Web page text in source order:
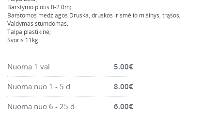
Montavimo instrumentai
Pneumatika
Pastoliai, bokšteliai, stelažai, tvoros, statramščiai,
perdangos
Plytelių, blokelių, polistirolo pjovimo įrankiai
Rankiniai sodo ir buities įrankiai
Santechnikos įrankiai
Šildytuvai, kaloriferiai, kondicionieriai, jonizatoriai
Barstymo plotis 0-2.0m;
Barstomos medžiagos Druska, druskos ir smėlio mišinys, trąšos;
Valdymas stumdomas;
Talpa plastikinė;
Svoris 11kg.
Nuoma 1 val. 5.00€
Nuoma nuo 1 - 5 d. 8.00€
Nuoma nuo 6 - 25 d. 6.00€